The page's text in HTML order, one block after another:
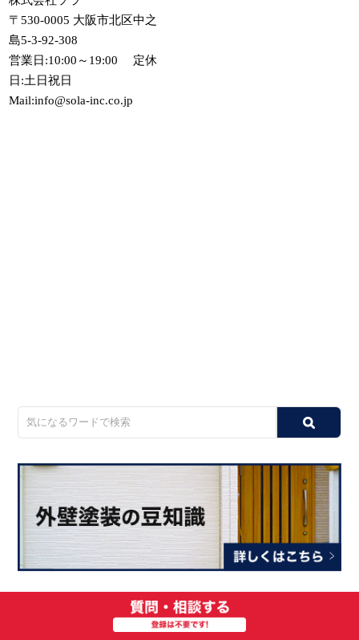
〒530-0005 大阪市北区中之
島5-3-92-308
営業日:10:00～19:00 定休
日:土日祝日
Mail:info@sola-inc.co.jp
新日本ビルメンテナンス株式会社の外壁塗装を解説！丁
寧な施工を実現するためのサポート体制